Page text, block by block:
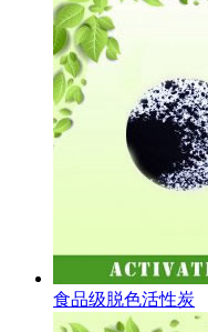
食品级脱色活性炭